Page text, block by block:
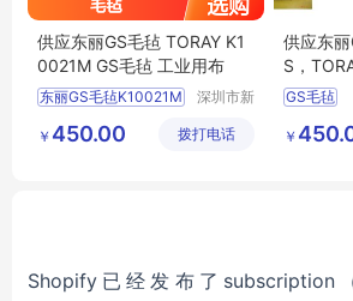
供应东丽GS毛毡 TORAY K1
0021M GS毛毡 工业用布
东丽GS毛毡K10021M
K10021MGS毛毡
深圳市新
链有限公
￥ 450.00 拨打电话
供应东
S，
毡 工业用
GS毛毡
TORAY毛
￥
Shopify已经发布了subscription